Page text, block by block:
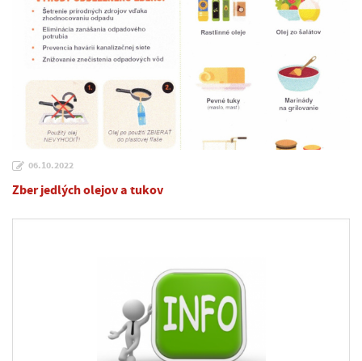
06.10.2022
Zber jedlých olejov a tukov